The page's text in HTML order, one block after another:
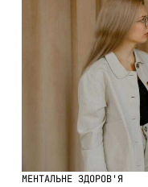
МЕНТАЛЬНЕ ЗДОРОВ'Я